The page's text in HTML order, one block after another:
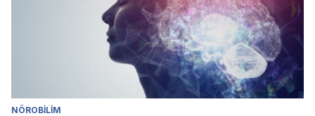
NÖROBILIM